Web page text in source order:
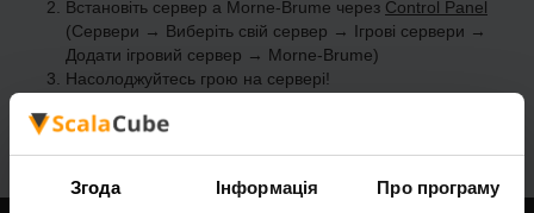
Згода Інформація Про програму
Встановіть сервер a Morne-Brume через Control Panel
(Сервери → Виберіть свій сервер → Ігрові сервери →
Додати ігровий сервер → Morne-Brume)
Насолоджуйтесь грою на сервері!